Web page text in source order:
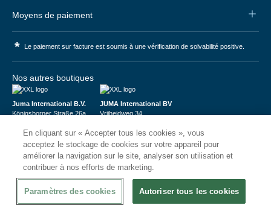
Moyens de paiement
* Le paiement sur facture est soumis à une vérification de solvabilité positive.
Nos autres boutiques
Juma International B.V.
Königsborner Straße 26a
USt-ID: DE321159873
Handelsregister: 58573909
JUMA International BV
Vrijheidweg 34
BTW: NL853095048B01
K.V.K.: 58573909
En cliquant sur « Accepter tous les cookies », vous
acceptez le stockage de cookies sur votre appareil pour
améliorer la navigation sur le site, analyser son utilisation et
contribuer à nos efforts de marketing.
Paramètres des cookies Autoriser tous les cookies